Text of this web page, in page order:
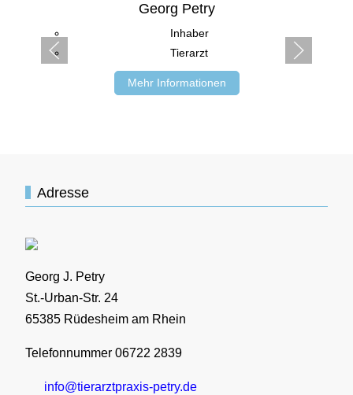
Georg Petry
Inhaber
Tierarzt
Mehr Informationen
Adresse
Georg J. Petry
St.-Urban-Str. 24
65385 Rüdesheim am Rhein
Telefonnummer 06722 2839
info@tierarztpraxis-petry.de